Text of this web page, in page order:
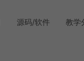
源码/软件 教学